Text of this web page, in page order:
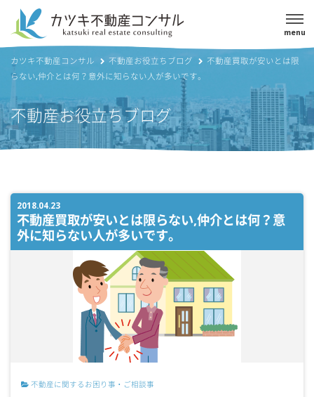
menu
カツキ不動産コンサル 不動産お役立ちブログ
不動産買取が安いとは限
らない,仲介とは何？意外に知らない人が多いです。
不動産お役立ちブログ
2018.04.23
不動産買取が安いとは限らない,仲介とは何？意
外に知らない人が多いです。
不動産に関するお困り事・ご相談事